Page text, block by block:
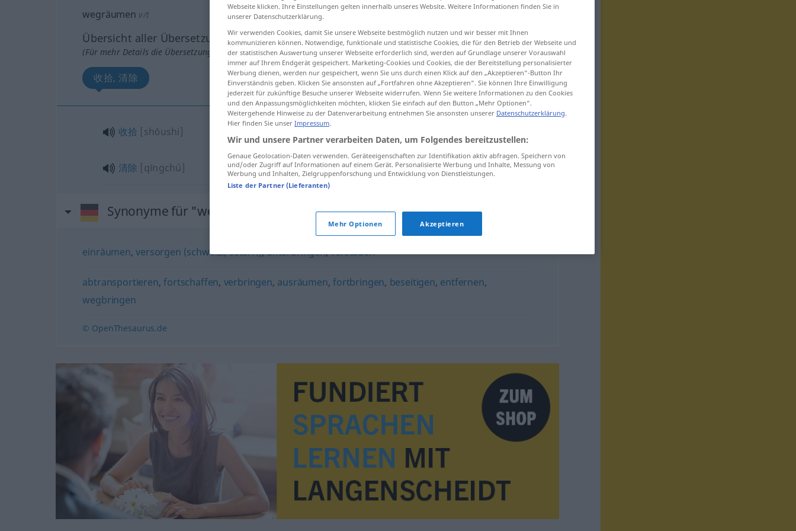
wegräumen v/t
Übersicht aller Übersetzungen
(Für mehr Details die Übersetzung anklicken/antippen)
收拾, 清除
收拾 [shōushi]
清除 [qīngchú] wegräumen Schutt, Hindernisse
Synonyme für "wegräumen"
einräumen,versorgen (schweiz., österr.),unterbringen,verstauen
abtransportieren,fortschaffen, verbringen, ausräumen,fortbringen, beseitigen, entfernen,
wegbringen
© OpenThesaurus.de
Webseite klicken. Ihre Einstellungen gelten innerhalb unseres Website. Weitere Informationen finden Sie in
unserer Datenschutzerklärung.
Wir verwenden Cookies, damit Sie unsere Webseite bestmöglich nutzen und wir besser mit Ihnen
kommunizieren können. Notwendige, funktionale und statistische Cookies, die für den Betrieb der Webseite und
der statistischen Auswertung unserer Webseite erforderlich sind, werden auf Grundlage unserer Vorauswahl
immer auf Ihrem Endgerät gespeichert. Marketing-Cookies und Cookies, die der Bereitstellung personalisierter
Werbung dienen, werden nur gespeichert, wenn Sie uns durch einen Klick auf den „Akzeptieren“-Button Ihr
Einverständnis geben. Klicken Sie ansonsten auf „Fortfahren ohne Akzeptieren“. Sie können Ihre Einwilligung
jederzeit für zukünftige Besuche unserer Webseite widerrufen. Wenn Sie weitere Informationen zu den Cookies
und den Anpassungsmöglichkeiten möchten, klicken Sie einfach auf den Button „Mehr Optionen“.
Weitergehende Hinweise zu der Datenverarbeitung entnehmen Sie ansonsten unserer Datenschutzerklärung.
Hier finden Sie unser Impressum.
Wir und unsere Partner verarbeiten Daten, um Folgendes bereitzustellen:
Genaue Geolocation-Daten verwenden. Geräteeigenschaften zur Identifikation aktiv abfragen. Speichern von
und/oder Zugriff auf Informationen auf einem Gerät. Personalisierte Werbung und Inhalte, Messung von
Werbung und Inhalten, Zielgruppenforschung und Entwicklung von Dienstleistungen.
Liste der Partner (Lieferanten)
Mehr Optionen Akzeptieren